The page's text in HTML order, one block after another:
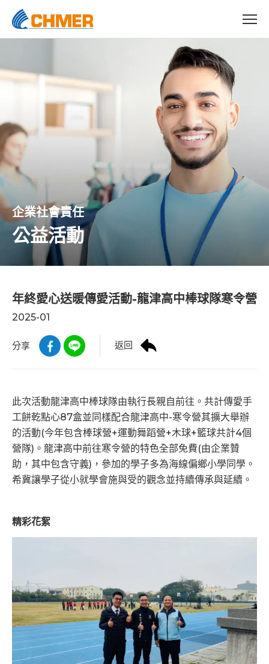
企業社會責任
公益活動
年終愛心送暖傳愛活動-龍津高中棒球隊寒令營
2025-01
分享 返回
此次活動龍津高中棒球隊由執行長親自前往。共計傳愛手
工餅乾點心87盒並同樣配合龍津高中-寒令營其擴大舉辦
的活動(今年包含棒球營+運動舞蹈營+木球+籃球共計4個
營隊)。龍津高中前往寒令營的特色全部免費(由企業贊
助，其中包含守義)，參加的學子多為海線偏鄉小學同學。
希冀讓學子從小就學會施與受的觀念並持續傳承與延續。
精彩花絮